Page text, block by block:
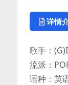
详情
歌手：
流派：
语种：英